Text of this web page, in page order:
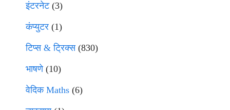
इंटरनेट(3)
कंप्युटर (1)
टिप्स & ट्रिक्स(830)
भाषणे(10)
वेदिक Maths (6)